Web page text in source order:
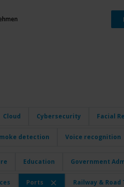
Cloud Cybersecurity Facial
detection Voice recognition
Education Government
Ports Railway &